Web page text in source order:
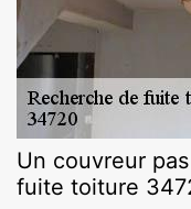
Un couvreur
fuite toiture